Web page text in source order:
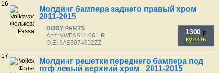
16
Молдинг бампера заднего правый хром
2011-2015
BODY PARTS
Арт: VWPAS11-661-R
O.E: 3AE8074602ZZ
1300 p
купить
17
Молдинг решетки переднего бампера под
птф левый верхний хром 2011-2015